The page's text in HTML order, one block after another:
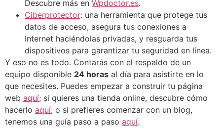
Descubre más en Wpdoctor.es.
Ciberprotector: una herramienta que protege tus
datos de acceso, asegura tus conexiones a
Internet haciéndolas privadas, y resguarda tus
dispositivos para garantizar tu seguridad en línea.
Y eso no es todo. Contarás con el respaldo de un
equipo disponible 24 horas al día para asistirte en lo
que necesites. Puedes empezar a construir tu página
web aquí; si quieres una tienda online, descubre cómo
hacerlo aquí; o si prefieres comenzar con un blog,
tenemos una guía paso a paso aquí.